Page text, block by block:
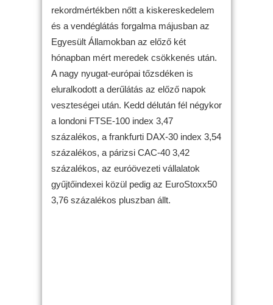
rekordmértékben nőtt a kiskereskedelem
és a vendéglátás forgalma májusban az
Egyesült Államokban az előző két
hónapban mért meredek csökkenés után.
A nagy nyugat-európai tőzsdéken is
eluralkodott a derűlátás az előző napok
veszteségei után. Kedd délután fél négykor
a londoni FTSE-100 index 3,47
százalékos, a frankfurti DAX-30 index 3,54
százalékos, a párizsi CAC-40 3,42
százalékos, az euróövezeti vállalatok
gyűjtőindexei közül pedig az EuroStoxx50
3,76 százalékos pluszban állt.